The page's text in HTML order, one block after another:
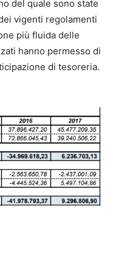
del quale sono state
vigenti regolamenti
più fluida delle
hanno permesso di
di tesoreria.